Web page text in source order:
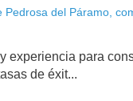
Pedrosa del Páramo,
experiencia para
de éxit...